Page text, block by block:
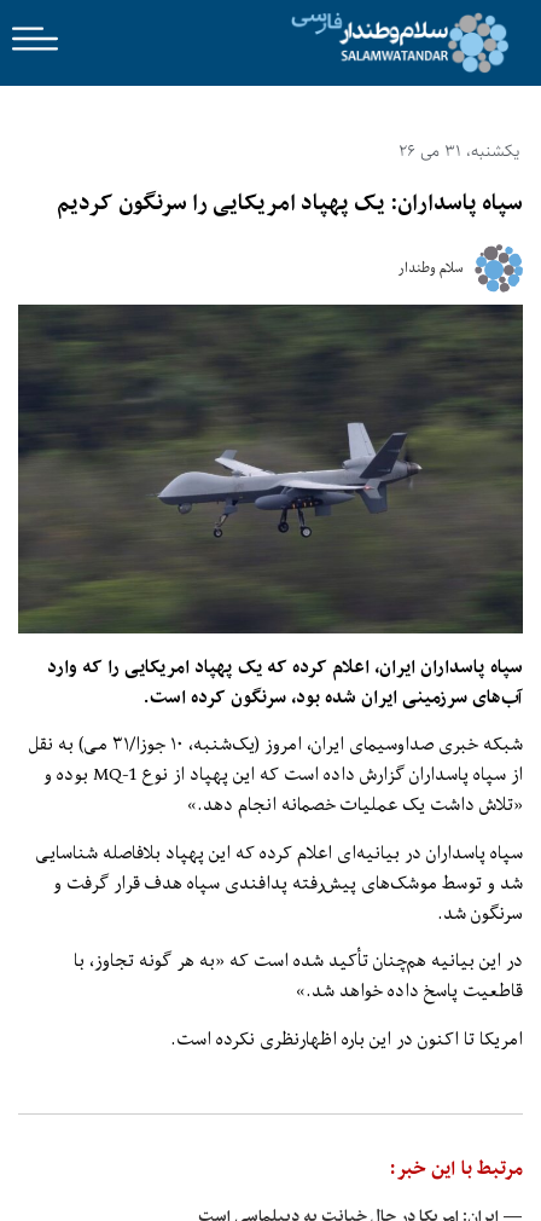
یکشنبه، 31 می 26
سپاه پاسداران: یک پهپاد امریکایی را سرنگون کردیم
سلام وطندار
سپاه پاسداران ایران، اعلام کرده که یک پهپاد امریکایی را که وارد
آب‌های سرزمینی ایران شده بود، سرنگون کرده است.
شبکه خبری صداوسیمای ایران، امروز (یک‌شنبه، ۱۰ جوزا/۳۱ می) به نقل
از سپاه پاسداران گزارش داده است که این پهپاد از نوع MQ-1 بوده و
«تلاش داشت یک عملیات خصمانه انجام دهد.»
سپاه پاسداران در بیانیه‌ای اعلام کرده که این پهپاد بلافاصله شناسایی
شد و توسط موشک‌های پیش‌رفته پدافندی سپاه هدف قرار گرفت و
سرنگون شد.
در این بیانیه هم‌چنان تأکید شده است که «به هر گونه تجاوز، با
قاطعیت پاسخ داده خواهد شد.»
امریکا تا اکنون در این باره اظهارنظری نکرده است.
مرتبط با این خبر: